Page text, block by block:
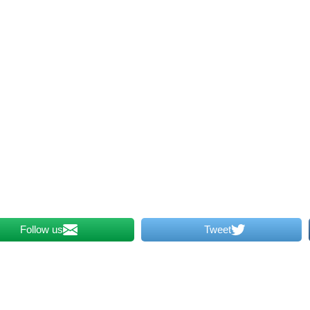
Tweet
Follow us